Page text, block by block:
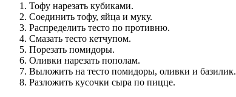
Тофу нарезать кубиками.
Соединить тофу, яйца и муку.
Распределить тесто по противню.
Смазать тесто кетчупом.
Порезать помидоры.
Оливки нарезать пополам.
Выложить на тесто помидоры, оливки и базилик.
Разложить кусочки сыра по пицце.